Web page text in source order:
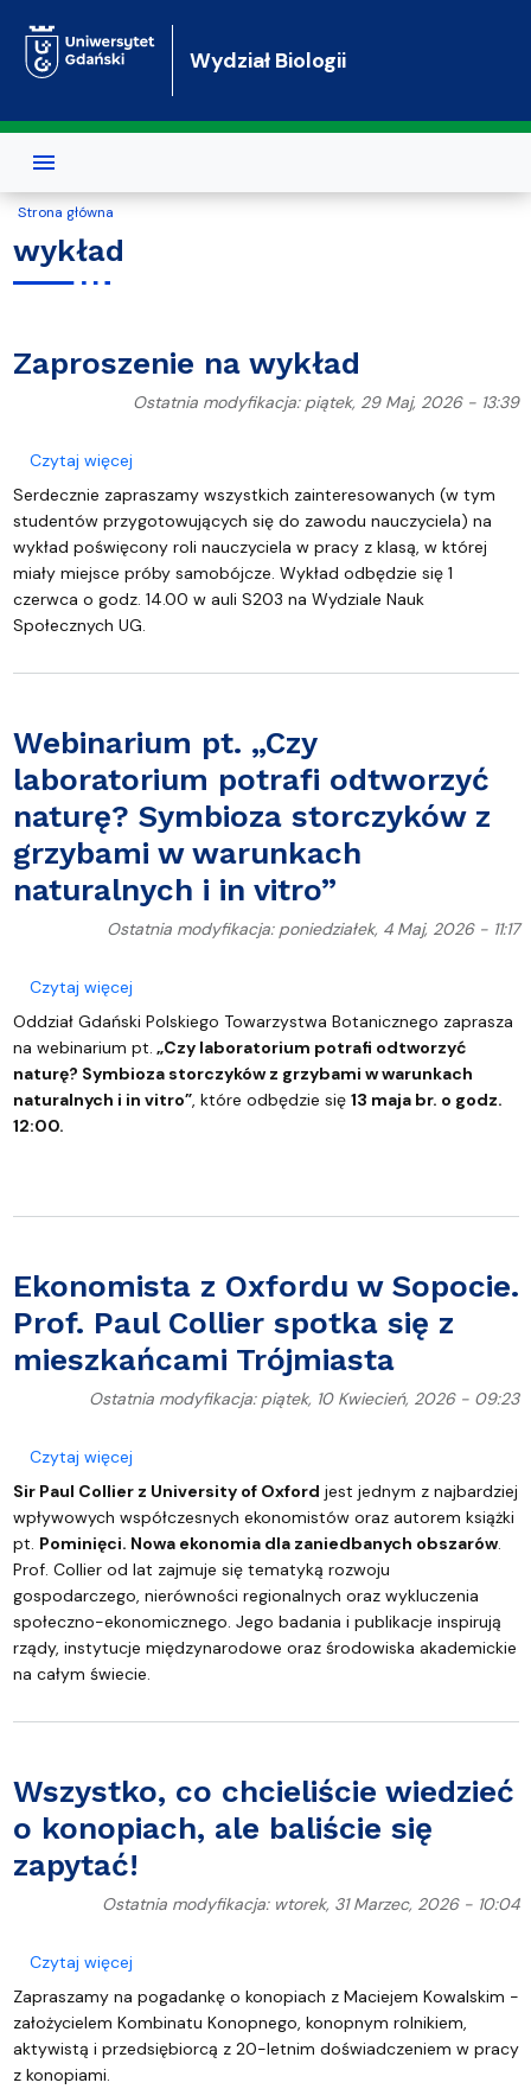
Wydział Biologii
Strona główna
wykład
Zaproszenie na wykład
Ostatnia modyfikacja: piątek, 29 Maj, 2026 - 13:39
Czytaj więcejo Zaproszenie na wykład
Serdecznie zapraszamy wszystkich zainteresowanych (w tym
studentów przygotowujących się do zawodu nauczyciela) na
wykład poświęcony roli nauczyciela w pracy z klasą, w której
miały miejsce próby samobójcze. Wykład odbędzie się 1
czerwca o godz. 14.00 w auli S203 na Wydziale Nauk
Społecznych UG.
Webinarium pt. „Czy
laboratorium potrafi odtworzyć
naturę? Symbioza storczyków z
grzybami w warunkach
naturalnych i in vitro”
Ostatnia modyfikacja: poniedziałek, 4 Maj, 2026 - 11:17
Czytaj więcejo Webinarium pt. „Czy laboratorium potrafi
Oddział Gdański Polskiego Towarzystwa Botanicznego zaprasza
na webinarium pt. „Czy laboratorium potrafi odtworzyć
naturę? Symbioza storczyków z grzybami w warunkach
naturalnych i in vitro”, które odbędzie się 13 maja br. o godz.
12:00.
Ekonomista z Oxfordu w Sopocie.
Prof. Paul Collier spotka się z
mieszkańcami Trójmiasta
Ostatnia modyfikacja: piątek, 10 Kwiecień, 2026 - 09:23
Czytaj więcejo Ekonomista z Oxfordu w Sopocie. Prof. Paul
Sir Paul Collier z University of Oxford jest jednym z najbardziej
wpływowych współczesnych ekonomistów oraz autorem książki
pt. Pominięci. Nowa ekonomia dla zaniedbanych obszarów.
Prof. Collier od lat zajmuje się tematyką rozwoju
gospodarczego, nierówności regionalnych oraz wykluczenia
społeczno-ekonomicznego. Jego badania i publikacje inspirują
rządy, instytucje międzynarodowe oraz środowiska akademickie
na całym świecie.
Wszystko, co chcieliście wiedzieć
o konopiach, ale baliście się
zapytać!
Ostatnia modyfikacja: wtorek, 31 Marzec, 2026 - 10:04
Czytaj więcejo Wszystko, co chcieliście wiedzieć o konopiach,
Zapraszamy na pogadankę o konopiach z Maciejem Kowalskim -
założycielem Kombinatu Konopnego, konopnym rolnikiem,
aktywistą i przedsiębiorcą z 20-letnim doświadczeniem w pracy
z konopiami.